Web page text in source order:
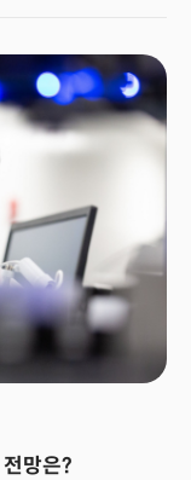
랜드 테마파크에 대한
너무 비싸, 팬데믹
이 전년 동기 대비 26%
대비 104% 증가한 54억
대한 수요가 지속되자
7.99달러에서
테마파크까지 가격을
다. 모두 소비자에게
치를 취할 것이다”라며
있습니다.한편, 디즈니
구 예약하)와 같은
있다고 또 모두 입장할
의 테마파크는 인원을
크 입장 예약할 필요
망은?